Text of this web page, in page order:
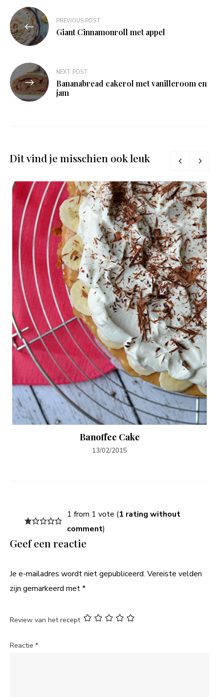
Bericht
navigatie
PREVIOUS POST
Giant Cinnamonroll met appel
NEXT POST
Bananabread cakerol met vanilleroom en
jam
Dit vind je misschien ook leuk
Banoffee Cake
13/02/2015
1 from 1 vote (1 rating without
comment)
Geef een reactie
Je e-mailadres wordt niet gepubliceerd. Vereiste velden
zijn gemarkeerd met*
Review van het recept
Reactie *